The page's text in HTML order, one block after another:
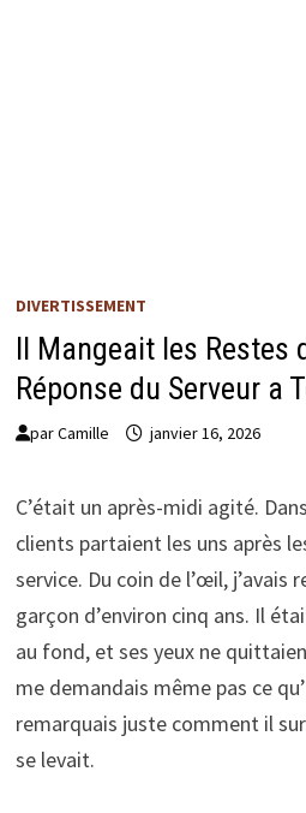
DIVERTISSEMENT
Il Mangeait les Restes
Réponse du Serveur a
parCamille janvier 16, 2026
C’était un après-midi agité.
clients partaient les uns après
service. Du coin de l’œil, j’avais
garçon d’environ cinq ans. Il
au fond, et ses yeux ne
me demandais même pas ce
remarquais juste comment il
se levait.